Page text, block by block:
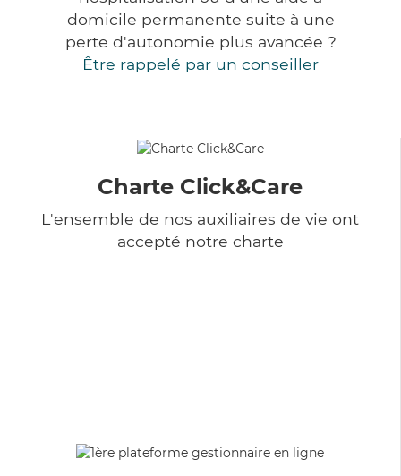
domicile permanente suite à une
perte d'autonomie plus avancée ?
Être rappelé par un conseiller
Charte Click&Care
L'ensemble de nos auxiliaires de vie ont
accepté notre charte